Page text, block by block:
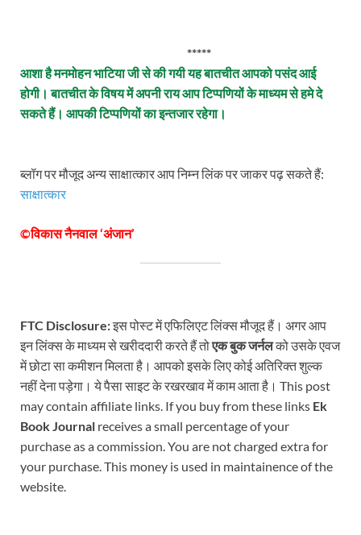
*****
आशा है मनमोहन भाटिया जी से की गयी यह बातचीत आपको पसंद आई
होगी। बातचीत के विषय में अपनी राय आप टिप्पणियों के माध्यम से हमे दे
सकते हैं। आपकी टिप्पणियों का इन्तजार रहेगा।
ब्लॉग पर मौजूद अन्य साक्षात्कार आप निम्न लिंक पर जाकर पढ़ सकते हैं:
साक्षात्कार
©विकास नैनवाल ‘अंजान’
FTC Disclosure:इस पोस्ट में एफिलिएट लिंक्स मौजूद हैं। अगर आप
इन लिंक्स के माध्यम से खरीददारी करते हैं तोएक बुक जर्नलको उसके एवज
में छोटा सा कमीशन मिलता है। आपको इसके लिए कोई अतिरिक्त शुल्क
नहीं देना पड़ेगा। ये पैसा साइट के रखरखाव में काम आता है। This post
may contain affiliate links. If you buy from these links Ek
Book Journal receives a small percentage of your
purchase as a commission. You are not charged extra for
your purchase. This money is used in maintainence of the
website.